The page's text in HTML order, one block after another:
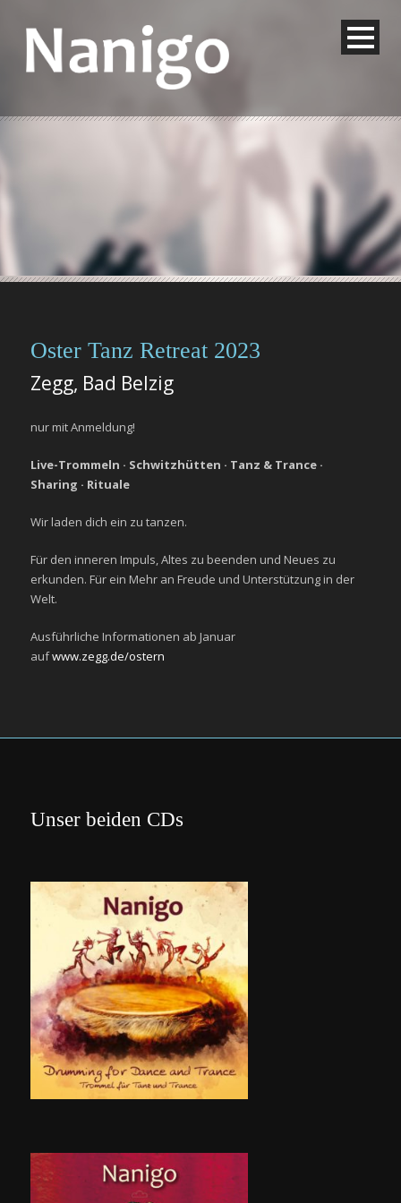
Oster Tanz Retreat 2023
Zegg, Bad Belzig
nur mit Anmeldung!
Live-Trommeln · Schwitzhütten · Tanz & Trance ·
Sharing · Rituale
Wir laden dich ein zu tanzen.
Für den inneren Impuls, Altes zu beenden und Neues zu
erkunden. Für ein Mehr an Freude und Unterstützung in der
Welt.
Ausführliche Informationen ab Januar
aufwww.zegg.de/ostern
Unser beiden CDs